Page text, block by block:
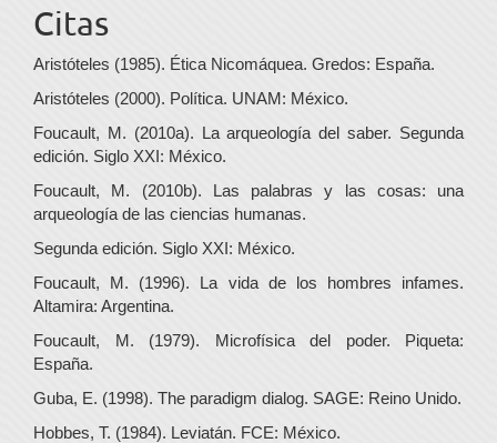
Citas
Aristóteles (1985). Ética Nicomáquea. Gredos: España.
Aristóteles (2000). Política. UNAM: México.
Foucault, M. (2010a). La arqueología del saber. Segunda
edición. Siglo XXI: México.
Foucault, M. (2010b). Las palabras y las cosas: una
arqueología de las ciencias humanas.
Segunda edición. Siglo XXI: México.
Foucault, M. (1996). La vida de los hombres infames.
Altamira: Argentina.
Foucault, M. (1979). Microfísica del poder. Piqueta:
España.
Guba, E. (1998). The paradigm dialog. SAGE: Reino Unido.
Hobbes, T. (1984). Leviatán. FCE: México.